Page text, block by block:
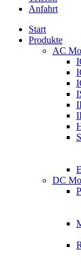
Anfahrt
Start
Produkte
AC
DC